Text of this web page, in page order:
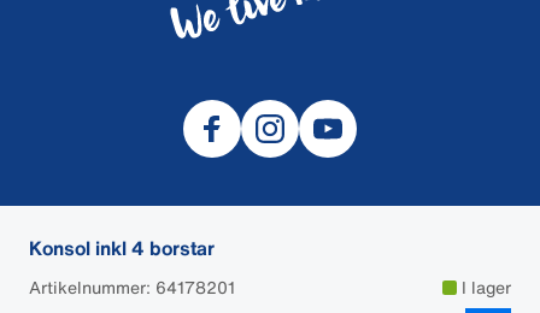
Konsol inkl 4 borstar
Artikelnummer: 64178201 I lager
Cookies